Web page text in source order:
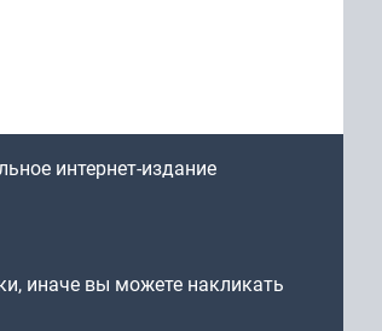
интернет-издание
иначе вы можете накликать